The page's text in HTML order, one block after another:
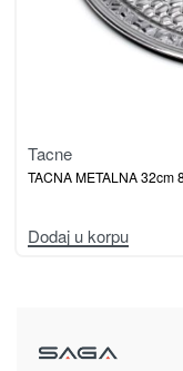
Tacne
TACNA METALNA 32cm
Dodaj u korpu